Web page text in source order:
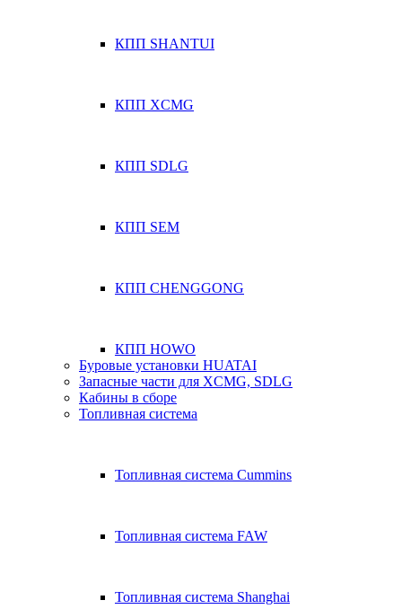
КПП SHANTUI
КПП XCMG
КПП SDLG
КПП SEM
КПП CHENGGONG
КПП HOWO
Буровые установки HUATAI
Запасные части для XCMG, SDLG
Кабины в сборе
Топливная система
Топливная система Cummins
Топливная система FAW
Топливная система Shanghai